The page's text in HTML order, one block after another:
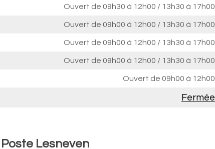
Ouvert de 09h30 à 12h00 / 13h30 à 17h00
Ouvert de 09h00 à 12h00 / 13h30 à 17h00
Ouvert de 09h00 à 12h00 / 13h30 à 17h00
Ouvert de 09h00 à 12h00 / 13h30 à 17h00
Ouvert de 09h00 à 12h00
Fermée
Lesneven